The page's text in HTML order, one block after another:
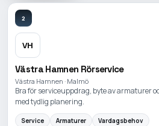
2
VH
Västra Hamnen Rörservice
Västra Hamnen · Malmö
Bra för serviceuppdrag, byte av armaturer
med tydlig planering.
Service Armaturer Vardagsbehov